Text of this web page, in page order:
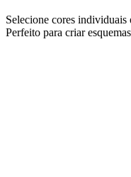
Selecione cores
Perfeito para criar